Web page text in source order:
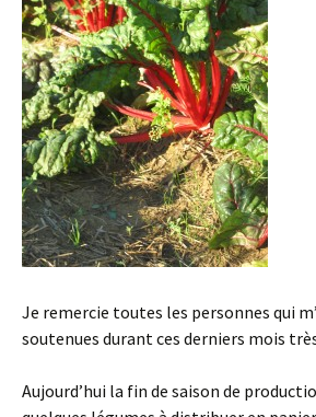
Je remercie toutes les personnes qui
soutenues durant ces derniers mois
Aujourd’hui la fin de saison de